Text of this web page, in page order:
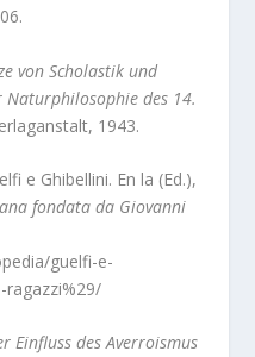
von Scholastik und
Naturphilosophie des 14.
1943.
e Ghibellini. En la (Ed.),
fondata da Giovanni
guelfi-e-
ragazzi%29/
Einfluss des Averroismus